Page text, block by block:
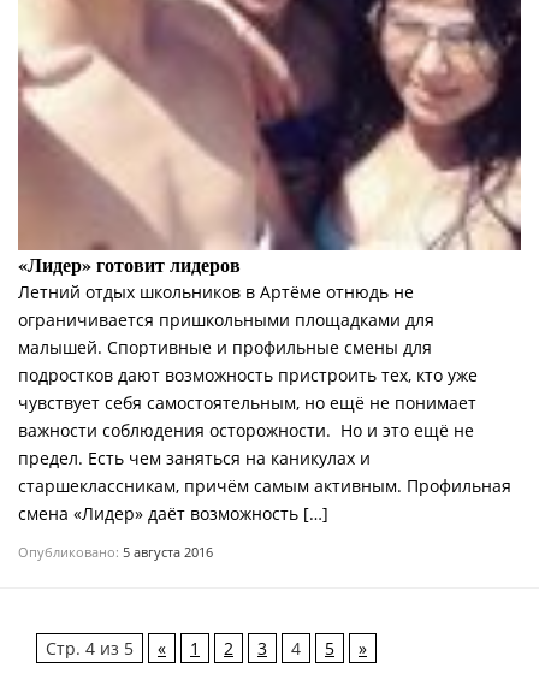
«Лидер» готовит лидеров
Летний отдых школьников в Артёме отнюдь не
ограничивается пришкольными площадками для
малышей. Спортивные и профильные смены для
подростков дают возможность пристроить тех, кто уже
чувствует себя самостоятельным, но ещё не понимает
важности соблюдения осторожности. Но и это ещё не
предел. Есть чем заняться на каникулах и
старшеклассникам, причём самым активным. Профильная
смена «Лидер» даёт возможность […]
Опубликовано: 5 августа 2016
Стр. 4 из 5 « 1 2 3 4 5 »